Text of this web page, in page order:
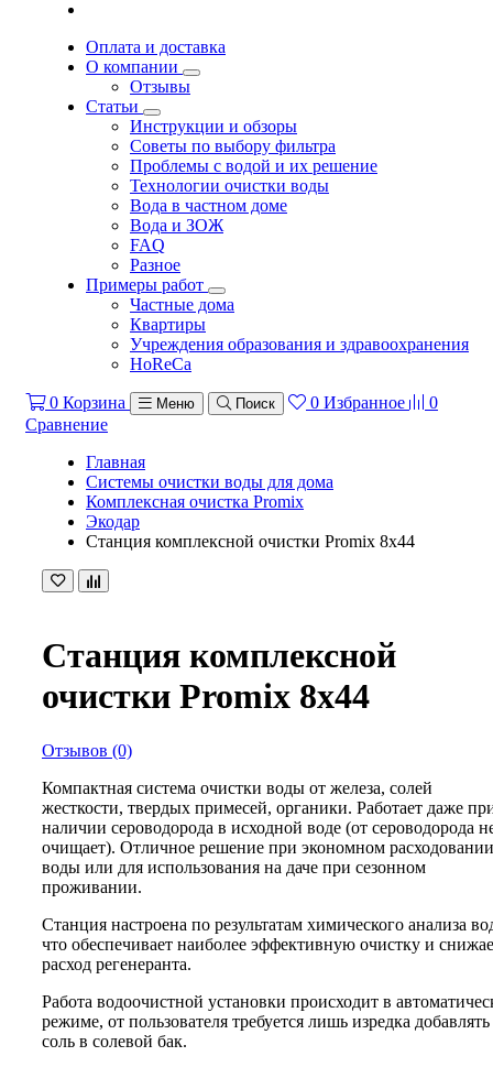
Оплата и доставка
О компании
Отзывы
Статьи
Инструкции и обзоры
Советы по выбору фильтра
Проблемы с водой и их решение
Технологии очистки воды
Вода в частном доме
Вода и ЗОЖ
FAQ
Разное
Примеры работ
Частные дома
Квартиры
Учреждения образования и здравоохранения
HoReCa
0 Корзина Меню Поиск 0 Избранное
0
Сравнение
Главная
Системы очистки воды для дома
Комплексная очистка Promix
Экодар
Станция комплексной очистки Promix 8х44
Станция комплексной
очистки Promix 8х44
Отзывов (0)
Компактная система очистки воды от железа, солей
жесткости, твердых примесей, органики. Работает даже
наличии сероводорода в исходной воде (от сероводорода
очищает). Отличное решение при экономном расходовании
воды или для использования на даче при сезонном
проживании.
Станция настроена по результатам химического анализа
что обеспечивает наиболее эффективную очистку и
расход регенеранта.
Работа водоочистной установки происходит в
режиме, от пользователя требуется лишь изредка добавлять
соль в солевой бак.